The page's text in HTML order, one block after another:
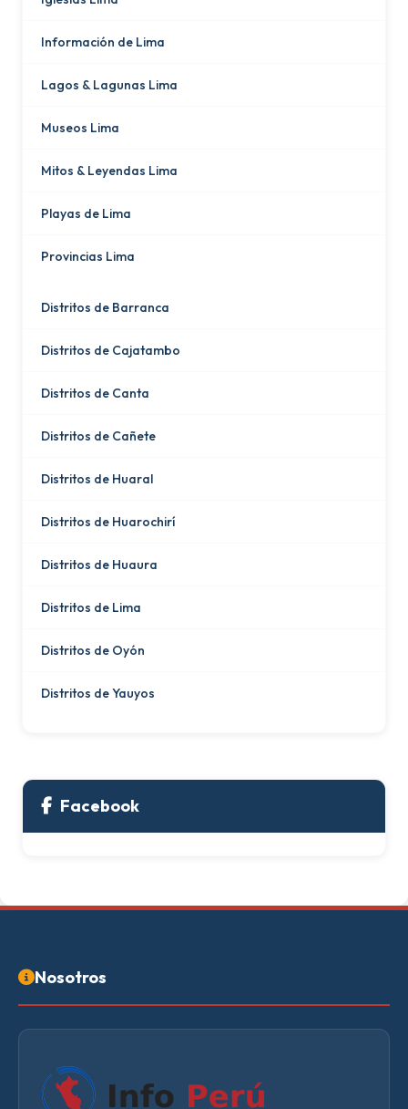
Información de Lima
Lagos & Lagunas Lima
Museos Lima
Mitos & Leyendas Lima
Playas de Lima
Provincias Lima
Distritos de Barranca
Distritos de Cajatambo
Distritos de Canta
Distritos de Cañete
Distritos de Huaral
Distritos de Huarochirí
Distritos de Huaura
Distritos de Lima
Distritos de Oyón
Distritos de Yauyos
Facebook
Nosotros